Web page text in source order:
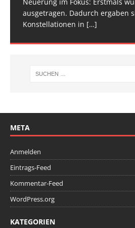
Neuerung im Fokus: Erstmals
ausgetragen. Dadurch ergaben
Konstellationen in […]
(Baden-Württemberg) zu einem
Wettkampfwochenende: Am
Deutschen[…]
META
Anmelden
Eintrags-Feed
Kommentar-Feed
WordPress.org
KATEGORIEN